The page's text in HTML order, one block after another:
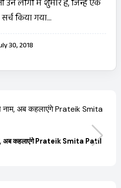
किया गया…
30, 2018
अब कहलाएंगे Prateik Smita Patil